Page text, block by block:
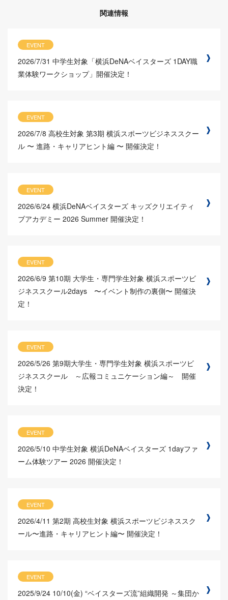
関連情報
EVENT
2026/7/31 中学生対象「横浜DeNAベイスターズ 1DAY職
業体験ワークショップ」開催決定！
EVENT
2026/7/8 高校生対象 第3期 横浜スポーツビジネススクー
ル 〜 進路・キャリアヒント編 〜 開催決定！
EVENT
2026/6/24 横浜DeNAベイスターズ キッズクリエイティ
ブアカデミー 2026 Summer 開催決定！
EVENT
2026/6/9 第10期 大学生・専門学生対象 横浜スポーツビ
ジネススクール2days 〜イベント制作の裏側〜 開催決
定！
EVENT
2026/5/26 第9期大学生・専門学生対象 横浜スポーツビ
ジネススクール ～広報コミュニケーション編～ 開催
決定！
EVENT
2026/5/10 中学生対象 横浜DeNAベイスターズ 1dayファ
ーム体験ツアー 2026 開催決定！
EVENT
2026/4/11 第2期 高校生対象 横浜スポーツビジネススク
ール〜進路・キャリアヒント編〜 開催決定！
EVENT
2025/9/24 10/10(金) “ベイスターズ流”組織開発 ～集団か